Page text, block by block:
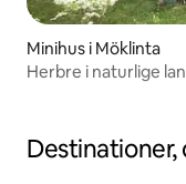
Minihus i Möklinta
Herbre i naturlige